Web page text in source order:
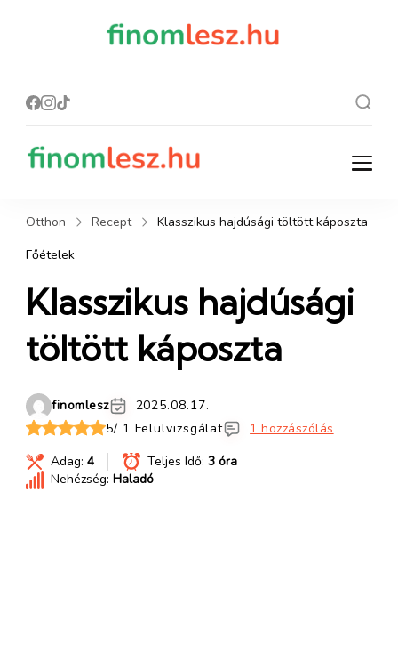
finomlesz.hu
Recept, ami finom lesz.
Otthon Recept
Klasszikus hajdúsági töltött káposzta
Főételek
Klasszikus hajdúsági
töltött káposzta
finomlesz
2025.08.17.
5/ 1 Felülvizsgálat
1 hozzászólás
Adag: 4 Teljes Idő: 3 óra
Nehézség: Haladó